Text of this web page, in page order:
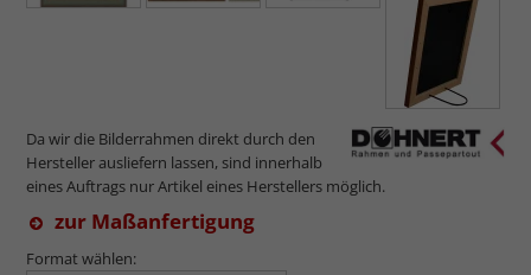
Da wir die Bilderrahmen direkt durch den
Hersteller ausliefern lassen, sind innerhalb
eines Auftrags nur Artikel eines Herstellers möglich.
zur Maßanfertigung
Format wählen: